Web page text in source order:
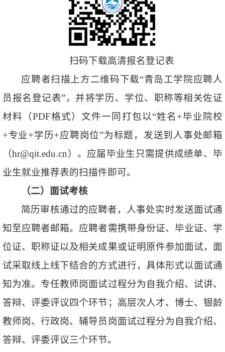
扫码下载高清报名登记表
应聘者扫描上方二维码下载“青岛工学院应聘人
员报名登记表”，并将学历、学位、职称等相关佐证
材料（PDF格式）文件一同打包以“姓名+毕业院校
+专业+学历+应聘岗位”为标题，发送到人事处邮箱
（hr@qit.edu.cn）。应届毕业生只需提供成绩单、毕
业生就业推荐表的扫描件即可。
（二） 面试考核
简历审核通过的应聘者，人事处实时发送面试通
知至应聘者邮箱。应聘者需携带身份证、毕业证、学
位证、职称证以及相关成果或证明原件参加面试，面
试采取线上线下结合的方式进行，具体形式以面试通
知为准。专任教师岗面试过程分为自我介绍、试讲、
答辩、评委评议四个环节；高层次人才、博士、银龄
教师岗、行政岗、辅导员岗面试过程分为自我介绍、
答辩、评委评议三个环节。